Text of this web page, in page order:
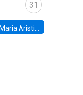
31
Maria Aristizabal-Ramirez, FED Board